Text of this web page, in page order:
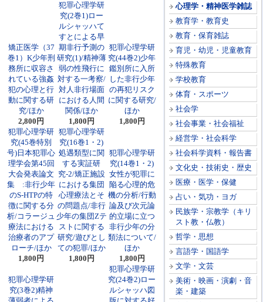
心理学・精神医学雑誌
教育学・教育史
教育・保育雑誌
育児・幼児・児童教育
特殊教育
学校教育
体育・スポーツ
社会学
社会事業・社会福祉
経営学・社会科学
社会科学資料・報告書
文化史・技術史・歴史
医療・医学・保健
占い・気功・ヨガ
民族学・宗教学（キリ
スト教・仏教）
哲学・思想
言語学・国語学
文学・文芸
美術・映画・演劇・音
楽・建築
矯正医学（37
巻1）K少年刑
務所に収容さ
れている強姦
犯の心理と行
動に関する研
究/ほか
2,800円
犯罪心理学研
究(2巻1)ロー
ルシャッハて
すとによる早
期非行予測の
研究(1)/精神薄
弱の性飛行に
対する一考察/
対人非行場面
における人間
関係/ほか
1,800円
犯罪心理学研
究(44巻2)少年
鑑別所に入所
した非行少年
の再犯リスク
に関する研究/
ほか
1,800円
犯罪心理学研
究(45巻特別
号)日本犯罪心
理学会第45回
大会発表論文
集 :非行少年
のS-HTPの特
徴に関する分
析/コラージュ
療法における
治療者のアプ
ローチ/ほか
1,800円
犯罪心理学研
究(16巻1・2)
処遇類型に関
する実証研
究-2/矯正施設
における集団
心理療法とそ
の問題点/非行
少年の集団Zテ
ストに関する
研究/遊びとし
ての犯罪/ほか
1,800円
犯罪心理学研
究(14巻1・2)
女性が犯罪に
陥る心理的危
機の分析/行動
論及び次元論
的立場に立つ
非行少年の分
類法について/
ほか
1,800円
犯罪心理学研
究(3巻2)精神
犯罪心理学研
究(24巻2)ロー
ルシャッハ図